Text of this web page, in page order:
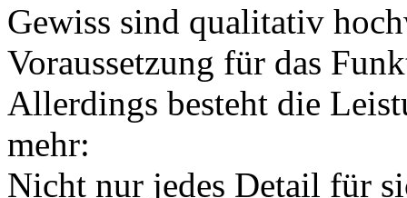
Gewiss sind qualitativ
Voraussetzung für das
Allerdings besteht die
mehr:
Nicht nur jedes Detail für